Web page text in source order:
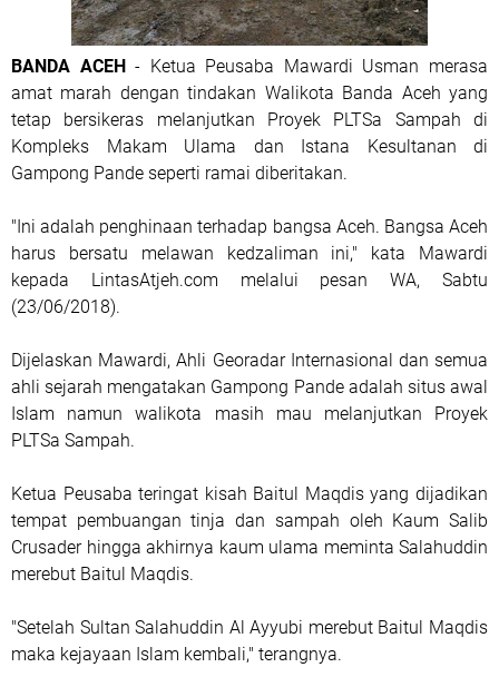
BANDA ACEH- Ketua Peusaba Mawardi Usman merasa
amat marah dengan tindakan Walikota Banda Aceh yang
tetap bersikeras melanjutkan Proyek PLTSa Sampah di
Kompleks Makam Ulama dan Istana Kesultanan di
Gampong Pande seperti ramai diberitakan.
"Ini adalah penghinaan terhadap bangsa Aceh. Bangsa Aceh
harus bersatu melawan kedzaliman ini," kata Mawardi
kepada LintasAtjeh.com melalui pesan WA, Sabtu
(23/06/2018).
Dijelaskan Mawardi, Ahli Georadar Internasional dan semua
ahli sejarah mengatakan Gampong Pande adalah situs awal
Islam namun walikota masih mau melanjutkan Proyek
PLTSa Sampah.
Ketua Peusaba teringat kisah Baitul Maqdis yang dijadikan
tempat pembuangan tinja dan sampah oleh Kaum Salib
Crusader hingga akhirnya kaum ulama meminta Salahuddin
merebut Baitul Maqdis.
"Setelah Sultan Salahuddin Al Ayyubi merebut Baitul Maqdis
maka kejayaan Islam kembali," terangnya.